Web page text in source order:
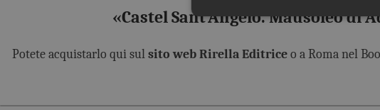
«Castel Sant'Angelo. Mausoleo di
Potete acquistarlo qui sulsito web Rirella Editriceo a Roma nel